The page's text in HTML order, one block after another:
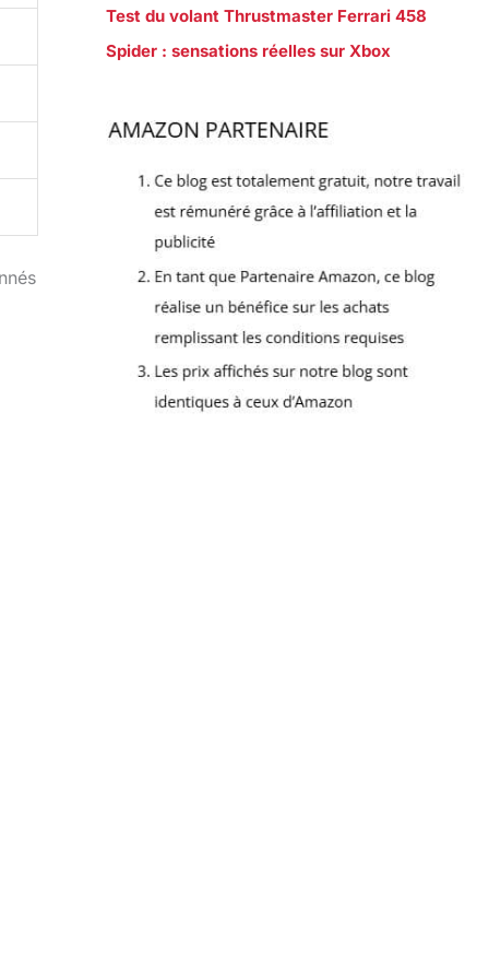
Test du volant Thrustmaster Ferrari 458
Spider : sensations réelles sur Xbox